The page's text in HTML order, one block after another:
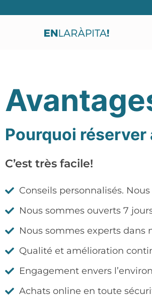
Pourquoi réserver
C’est très facile!
Conseils personnalisés.
Nous sommes ouverts 7
Nous sommes experts dans
Qualité et amélioration
Engagement envers
Achats online en toute